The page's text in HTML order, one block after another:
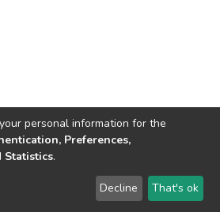
East Ukrainian National University
LYRASIS
Send Feedback
personal information for the
Preferences,
Statistics.
Decline That's ok